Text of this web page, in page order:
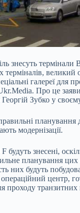
знесуть термінали
терміналів, великий
галереї для
Про це
Зубко у
планування
модернізації.
будуть знесені,
планування цих
них будуть
центр,
проходу